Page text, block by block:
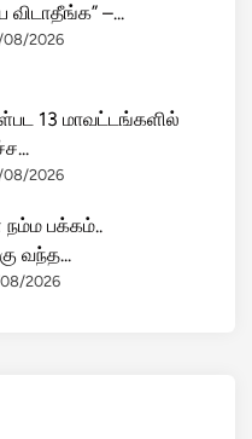
விடாதீங்க” –...
08/2026
13 மாவட்டங்களில்
08/2026
பக்கம்..
வந்த...
2026